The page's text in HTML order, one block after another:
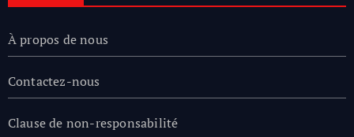
À propos de nous
Contactez-nous
Clause de non-responsabilité